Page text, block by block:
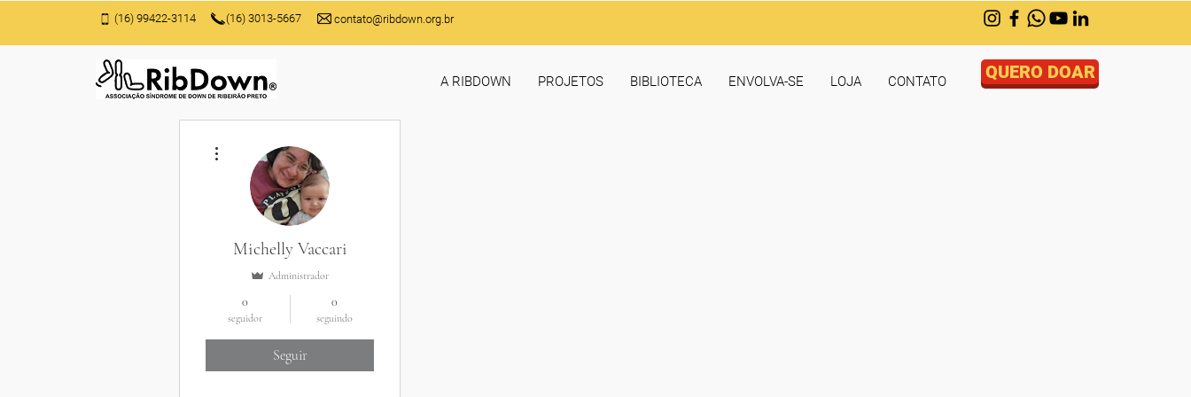
(16) 99422-3114 (16) 3013-5667 contato@ribdown.org.br
A RIBDOWN PROJETOS BIBLIOTECA ENVOLVA-SE LOJA CONTATO QUERO DOAR
Michelly Vaccari
Administrador
0
seguidor
0
seguindo
Seguir